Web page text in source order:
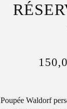
Poupée Waldorf